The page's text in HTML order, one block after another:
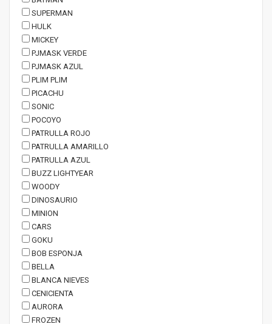
SUPERMAN
HULK
MICKEY
PJMASK VERDE
PJMASK AZUL
PLIM PLIM
PICACHU
SONIC
POCOYO
PATRULLA ROJO
PATRULLA AMARILLO
PATRULLA AZUL
BUZZ LIGHTYEAR
WOODY
DINOSAURIO
MINION
CARS
GOKU
BOB ESPONJA
BELLA
BLANCA NIEVES
CENICIENTA
AURORA
FROZEN